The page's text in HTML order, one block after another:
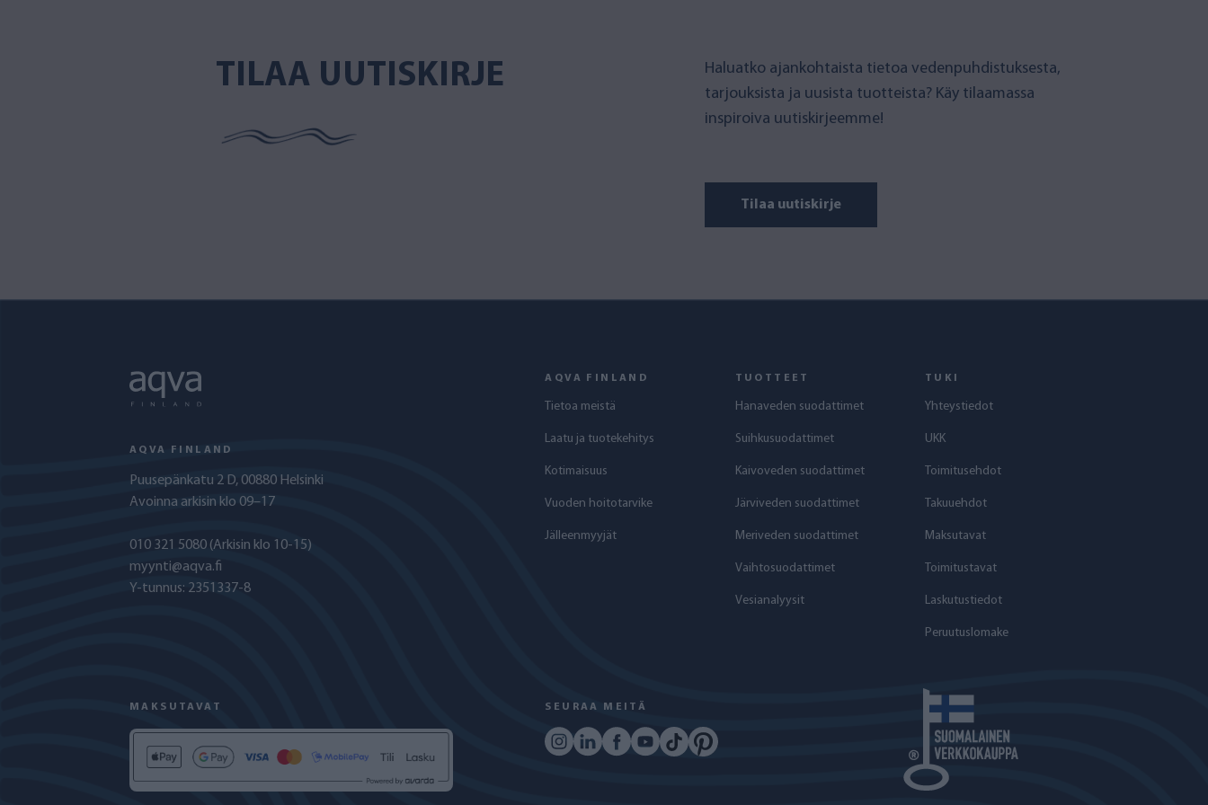
TILAA UUTISKIRJE
Haluatko ajankohtaista tietoa vedenpuhdistuksesta,
tarjouksista ja uusista tuotteista? Käy tilaamassa
inspiroiva uutiskirjeemme!
Tilaa uutiskirje
AQVA FINLAND
Puusepänkatu 2 D, 00880 Helsinki
Avoinna arkisin klo 09–17
010 321 5080 (Arkisin klo 10-15)
myynti@aqva.fi
Y-tunnus: 2351337-8
AQVA FINLAND
Tietoa meistä
Laatu ja tuotekehitys
Kotimaisuus
Vuoden hoitotarvike
Jälleenmyyjät
TUOTTEET
Hanaveden suodattimet
Suihkusuodattimet
Kaivoveden suodattimet
Järviveden suodattimet
Meriveden suodattimet
Vaihtosuodattimet
Vesianalyysit
TUKI
Yhteystiedot
UKK
Toimitusehdot
Takuuehdot
Maksutavat
Toimitustavat
Laskutustiedot
Peruutuslomake
MAKSUTAVAT SEURAA MEITÄ